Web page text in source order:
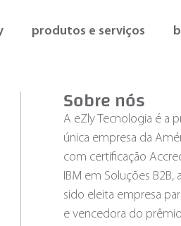
produtos e serviços
Sobre nós
A eZly Tecnologia é a
única empresa da
com certificação
IBM em Soluções B2B,
sido eleita empresa
e vencedora do